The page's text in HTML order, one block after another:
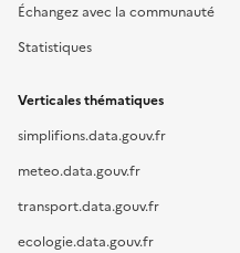
Échangez avec la communauté
Statistiques
Verticales thématiques
simplifions.data.gouv.fr
meteo.data.gouv.fr
transport.data.gouv.fr
ecologie.data.gouv.fr